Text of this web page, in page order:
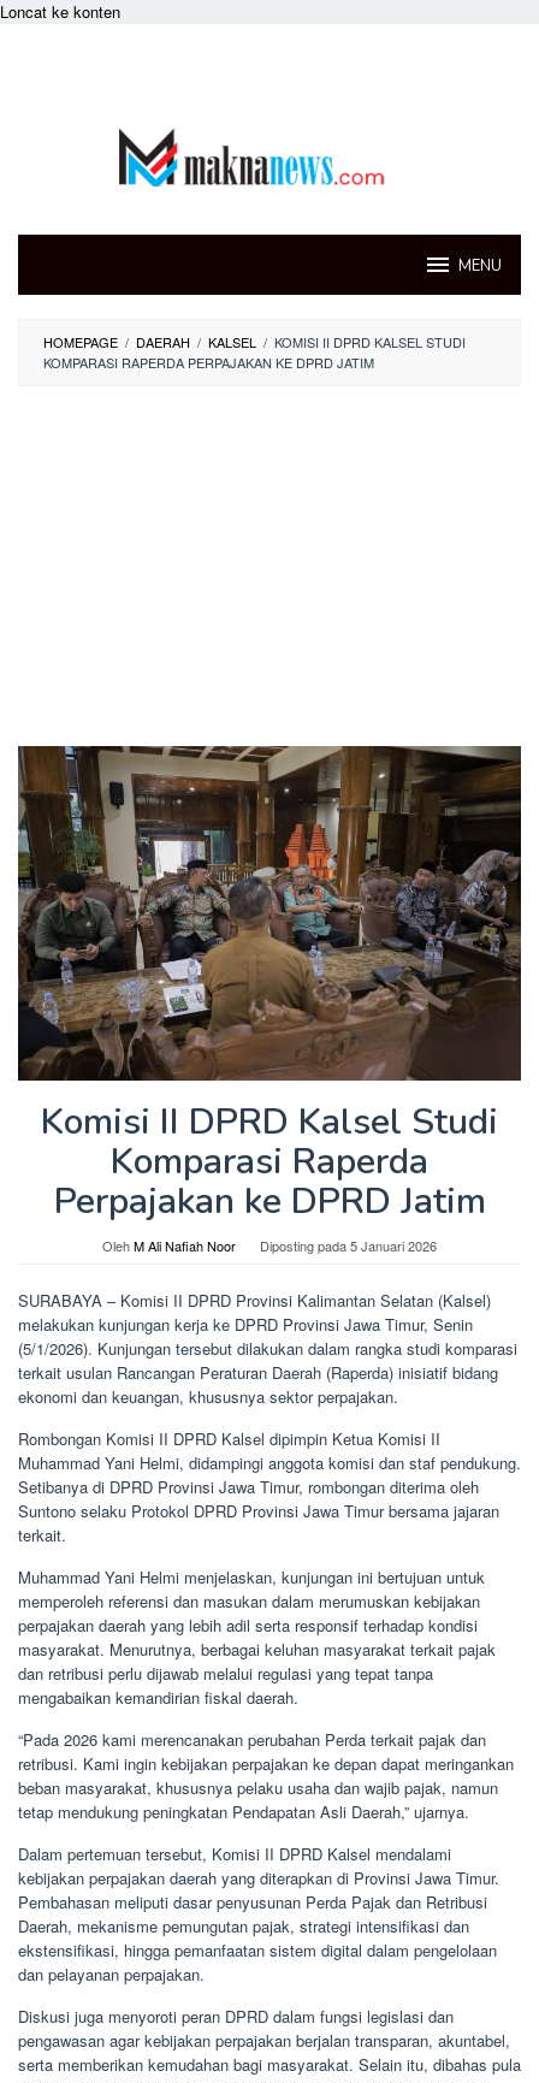
Loncat ke konten
MENU
HOMEPAGE / DAERAH / KALSEL / KOMISI II DPRD KALSEL STUDI
KOMPARASI RAPERDA PERPAJAKAN KE DPRD JATIM
Komisi II DPRD Kalsel Studi
Komparasi Raperda
Perpajakan ke DPRD Jatim
OlehM Ali Nafiah Noor Diposting pada5 Januari 2026
SURABAYA – Komisi II DPRD Provinsi Kalimantan Selatan (Kalsel)
melakukan kunjungan kerja ke DPRD Provinsi Jawa Timur, Senin
(5/1/2026). Kunjungan tersebut dilakukan dalam rangka studi komparasi
terkait usulan Rancangan Peraturan Daerah (Raperda) inisiatif bidang
ekonomi dan keuangan, khususnya sektor perpajakan.
Rombongan Komisi II DPRD Kalsel dipimpin Ketua Komisi II
Muhammad Yani Helmi, didampingi anggota komisi dan staf pendukung.
Setibanya di DPRD Provinsi Jawa Timur, rombongan diterima oleh
Suntono selaku Protokol DPRD Provinsi Jawa Timur bersama jajaran
terkait.
Muhammad Yani Helmi menjelaskan, kunjungan ini bertujuan untuk
memperoleh referensi dan masukan dalam merumuskan kebijakan
perpajakan daerah yang lebih adil serta responsif terhadap kondisi
masyarakat. Menurutnya, berbagai keluhan masyarakat terkait pajak
dan retribusi perlu dijawab melalui regulasi yang tepat tanpa
mengabaikan kemandirian fiskal daerah.
“Pada 2026 kami merencanakan perubahan Perda terkait pajak dan
retribusi. Kami ingin kebijakan perpajakan ke depan dapat meringankan
beban masyarakat, khususnya pelaku usaha dan wajib pajak, namun
tetap mendukung peningkatan Pendapatan Asli Daerah,” ujarnya.
Dalam pertemuan tersebut, Komisi II DPRD Kalsel mendalami
kebijakan perpajakan daerah yang diterapkan di Provinsi Jawa Timur.
Pembahasan meliputi dasar penyusunan Perda Pajak dan Retribusi
Daerah, mekanisme pemungutan pajak, strategi intensifikasi dan
ekstensifikasi, hingga pemanfaatan sistem digital dalam pengelolaan
dan pelayanan perpajakan.
Diskusi juga menyoroti peran DPRD dalam fungsi legislasi dan
pengawasan agar kebijakan perpajakan berjalan transparan, akuntabel,
serta memberikan kemudahan bagi masyarakat. Selain itu, dibahas pula